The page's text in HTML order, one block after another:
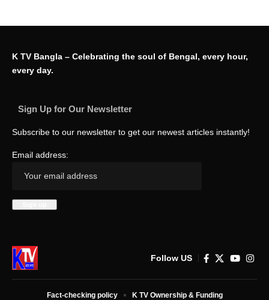
K TV Bangla – Celebrating the soul of Bengal, every hour,
every day.
Sign Up for Our Newsletter
Subscribe to our newsletter to get our newest articles instantly!
Email address:
Follow US
Fact-checking policy K TV Ownership & Funding